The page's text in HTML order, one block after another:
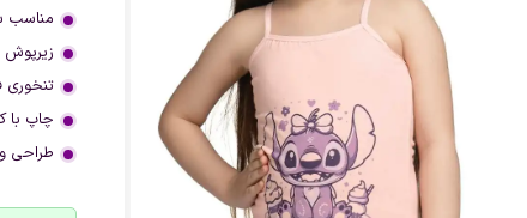
مناسب سن 3 تا 16
زیرپوش
چاپ با
طراحی